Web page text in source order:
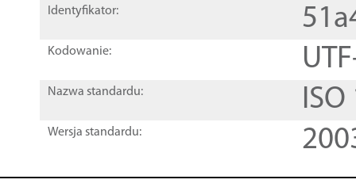
Identyfikator:
Kodowanie:
Nazwa standardu:
Wersja standardu: